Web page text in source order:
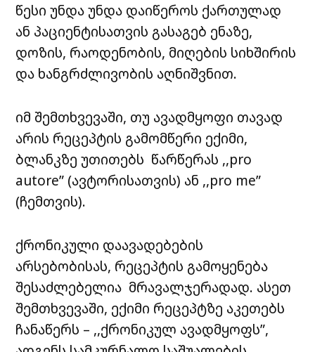
წესი უნდა უნდა დაიწეროს ქართულად
ან პაციენტისათვის გასაგებ ენაზე,
დოზის, რაოდენობის, მიღების სიხშირის
და ხანგრძლივობის აღნიშვნით.
იმ შემთხვევაში, თუ ავადმყოფი თავად
არის რეცეპტის გამომწერი ექიმი,
ბლანკზე უთითებს წარწერას ,,pro
autore” (ავტორისათვის) ან ,,pro me”
(ჩემთვის).
ქრონიკული დაავადებების
არსებობისას, რეცეპტის გამოყენება
შესაძლებელია მრავალჯერადად. ასეთ
შემთხვევაში, ექიმი რეცეპტზე აკეთებს
ჩანაწერს – ,,ქრონიკულ ავადმყოფს”,